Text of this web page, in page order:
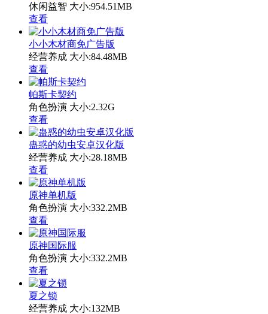
休闲益智 大小:954.51MB
查看
小小木材商免广告版
经营养成 大小:84.48MB
查看
帕斯卡契约
角色扮演 大小:2.32G
查看
蛊惑的幼虫安卓汉化版
经营养成 大小:28.18MB
查看
原神单机版
角色扮演 大小:332.2MB
查看
原神国际服
角色扮演 大小:332.2MB
查看
夏之锁
经营养成 大小:132MB